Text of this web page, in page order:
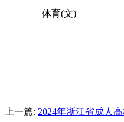
体育(文)
上一篇: 2024年浙江省成人